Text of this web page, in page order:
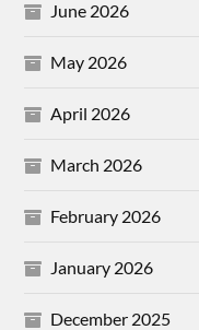
June 2026
May 2026
April 2026
March 2026
February 2026
January 2026
December 2025